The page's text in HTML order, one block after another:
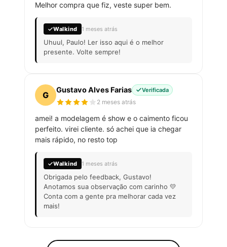
Melhor compra que fiz, veste super bem.
Walkind 1 meses atrás
Uhuul, Paulo! Ler isso aqui é o melhor
presente. Volte sempre!
G
Gustavo Alves Farias Verificada
2 meses atrás
amei! a modelagem é show e o caimento ficou
perfeito. virei cliente. só achei que ia chegar
mais rápido, no resto top
Walkind 1 meses atrás
Obrigada pelo feedback, Gustavo!
Anotamos sua observação com carinho 💛
Conta com a gente pra melhorar cada vez
mais!